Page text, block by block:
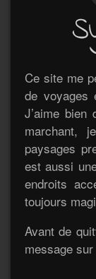
Ce site me
de voyages
J’aime bien
marchant,
paysages
est aussi
endroits
toujours
Avant de
message